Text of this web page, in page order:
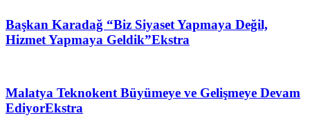
Başkan Karadağ “Biz Siyaset Yapmaya Değil,
Hizmet Yapmaya Geldik”Ekstra
Malatya Teknokent Büyümeye ve Gelişmeye Devam
EdiyorEkstra